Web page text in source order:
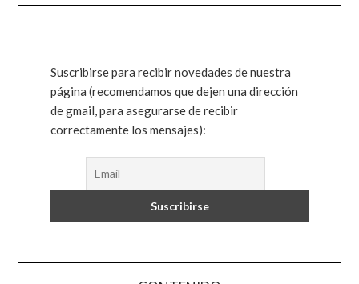
Suscribirse para recibir novedades de nuestra
página (recomendamos que dejen una dirección
de gmail, para asegurarse de recibir
correctamente los mensajes):